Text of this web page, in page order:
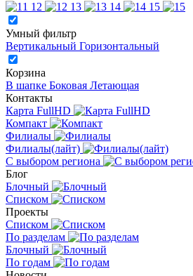
12
13 14 15
Умный фильтр
Вертикальный Горизонтальный
Корзина
В шапке Боковая Летающая
Контакты
Карта FullHD
Компакт
Филиалы
Филиалы(лайт)
С выбором региона
Блог
Блочный
Списком
Проекты
Списком
По разделам
Блочный
По годам